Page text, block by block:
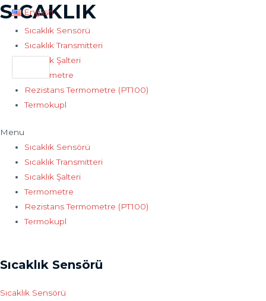
İçeriğe
atla
English
SICAKLIK
Sıcaklık Sensörü
Sıcaklık Transmitteri
Sıcaklık Şalteri
Termometre
Rezistans Termometre (PT100)
Termokupl
Menu
Sıcaklık Sensörü
Sıcaklık Transmitteri
Sıcaklık Şalteri
Termometre
Rezistans Termometre (PT100)
Termokupl
Sıcaklık Sensörü
Sıcaklık Sensörü